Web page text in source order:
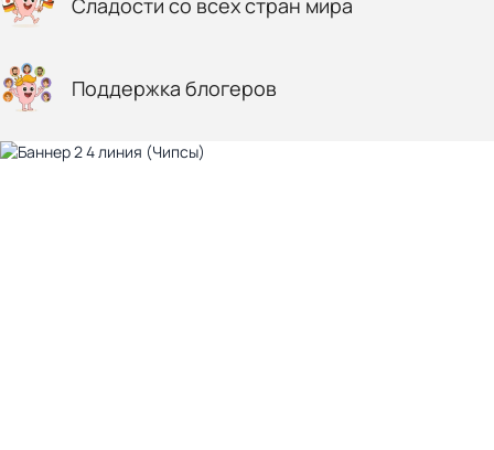
Сладости со всех стран мира
Поддержка блогеров